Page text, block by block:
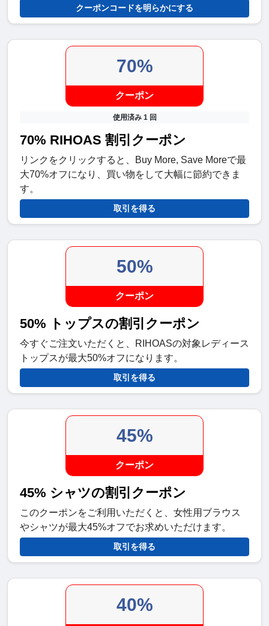
クーポンコードを明らかにする
70%
クーポン
使用済み 1 回
70% RIHOAS 割引クーポン
リンクをクリックすると、Buy More, Save Moreで最
大70%オフになり、買い物をして大幅に節約できま
す。
取引を得る
50%
クーポン
50% トップスの割引クーポン
今すぐご注文いただくと、RIHOASの対象レディース
トップスが最大50%オフになります。
取引を得る
45%
クーポン
45% シャツの割引クーポン
このクーポンをご利用いただくと、女性用ブラウス
やシャツが最大45%オフでお求めいただけます。
取引を得る
40%